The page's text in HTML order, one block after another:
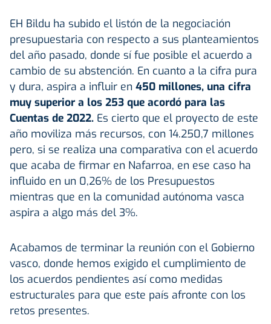
EH Bildu ha subido el listón de la negociación
presupuestaria con respecto a sus planteamientos
del año pasado, donde sí fue posible el acuerdo a
cambio de su abstención. En cuanto a la cifra pura
y dura, aspira a influir en 450 millones, una cifra
muy superior a los 253 que acordó para las
Cuentas de 2022. Es cierto que el proyecto de este
año moviliza más recursos, con 14.250,7 millones
pero, si se realiza una comparativa con el acuerdo
que acaba de firmar en Nafarroa, en ese caso ha
influido en un 0,26% de los Presupuestos
mientras que en la comunidad autónoma vasca
aspira a algo más del 3%.
Acabamos de terminar la reunión con el Gobierno
vasco, donde hemos exigido el cumplimiento de
los acuerdos pendientes así como medidas
estructurales para que este país afronte con los
retos presentes.